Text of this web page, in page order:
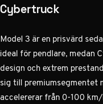
Cybertruck
Model 3 är en prisvärd
ideal för pendlare, medan
design och extrem
sig till premiumsegmentet
accelererar från 0-100